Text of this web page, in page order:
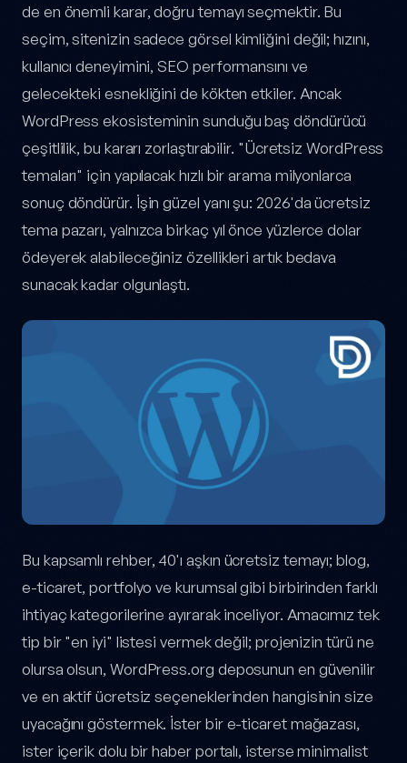
de en önemli karar, doğru temayı seçmektir. Bu
seçim, sitenizin sadece görsel kimliğini değil; hızını,
kullanıcı deneyimini, SEO performansını ve
gelecekteki esnekliğini de kökten etkiler. Ancak
WordPress ekosisteminin sunduğu baş döndürücü
çeşitlilik, bu kararı zorlaştırabilir. "Ücretsiz WordPress
temaları" için yapılacak hızlı bir arama milyonlarca
sonuç döndürür. İşin güzel yanı şu: 2026'da ücretsiz
tema pazarı, yalnızca birkaç yıl önce yüzlerce dolar
ödeyerek alabileceğiniz özellikleri artık bedava
sunacak kadar olgunlaştı.
Bu kapsamlı rehber, 40'ı aşkın ücretsiz temayı; blog,
e-ticaret, portfolyo ve kurumsal gibi birbirinden farklı
ihtiyaç kategorilerine ayırarak inceliyor. Amacımız tek
tip bir "en iyi" listesi vermek değil; projenizin türü ne
olursa olsun, WordPress.org deposunun en güvenilir
ve en aktif ücretsiz seçeneklerinden hangisinin size
uyacağını göstermek. İster bir e-ticaret mağazası,
ister içerik dolu bir haber portalı, isterse minimalist